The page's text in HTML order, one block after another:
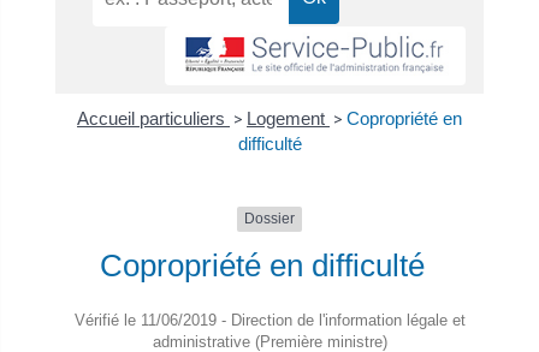
Accueil particuliers > Logement > Copropriété en
difficulté
Dossier
Copropriété en difficulté
Vérifié le 11/06/2019 - Direction de l'information légale et
administrative (Première ministre)